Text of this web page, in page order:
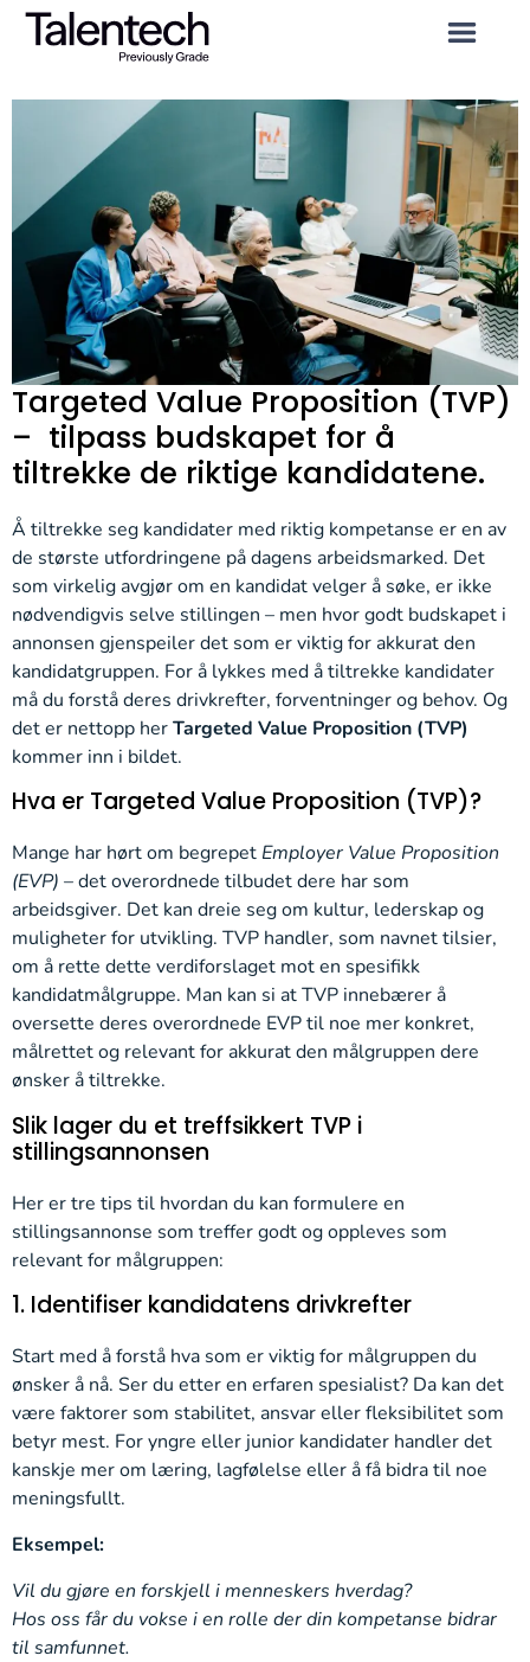
Targeted Value Proposition (TVP)
– tilpass budskapet for å
tiltrekke de riktige kandidatene.
Å tiltrekke seg kandidater med riktig kompetanse er en av
de største utfordringene på dagens arbeidsmarked. Det
som virkelig avgjør om en kandidat velger å søke, er ikke
nødvendigvis selve stillingen – men hvor godt budskapet i
annonsen gjenspeiler det som er viktig for akkurat den
kandidatgruppen. For å lykkes med å tiltrekke kandidater
må du forstå deres drivkrefter, forventninger og behov. Og
det er nettopp herTargeted Value Proposition (TVP)
kommer inn i bildet.
Hva er Targeted Value Proposition (TVP)?
Mange har hørt om begrepet Employer Value Proposition
(EVP) – det overordnede tilbudet dere har som
arbeidsgiver. Det kan dreie seg om kultur, lederskap og
muligheter for utvikling. TVP handler, som navnet tilsier,
om å rette dette verdiforslaget mot en spesifikk
kandidatmålgruppe. Man kan si at TVP innebærer å
oversette deres overordnede EVP til noe mer konkret,
målrettet og relevant for akkurat den målgruppen dere
ønsker å tiltrekke.
Slik lager du et treffsikkert TVP i
stillingsannonsen
Her er tre tips til hvordan du kan formulere en
stillingsannonse som treffer godt og oppleves som
relevant for målgruppen:
1. Identifiser kandidatens drivkrefter
Start med å forstå hva som er viktig for målgruppen du
ønsker å nå. Ser du etter en erfaren spesialist? Da kan det
være faktorer som stabilitet, ansvar eller fleksibilitet som
betyr mest. For yngre eller junior kandidater handler det
kanskje mer om læring, lagfølelse eller å få bidra til noe
meningsfullt.
Eksempel:
Vil du gjøre en forskjell i menneskers hverdag?
Hos oss får du vokse i en rolle der din kompetanse bidrar
til samfunnet.